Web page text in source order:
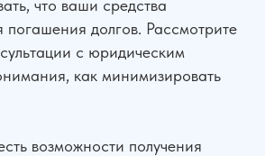
что ваши средства
погашения долгов. Рассмотрите
с юридическим
как минимизировать
возможности получения